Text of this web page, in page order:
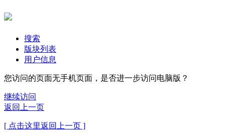
搜索
版块列表
用户信息
您访问的页面无手机页面，是否进一步访问电脑版？
继续访问
返回上一页
[ 点击这里返回上一页 ]